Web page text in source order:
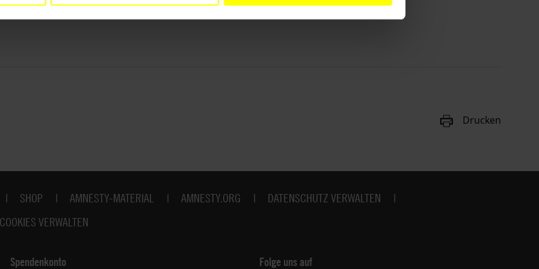
Drucken
SHOP AMNESTY-MATERIAL AMNESTY.ORG
DATENSCHUTZ VERWALTEN
COOKIES VERWALTEN
Spendenkonto Folge uns auf